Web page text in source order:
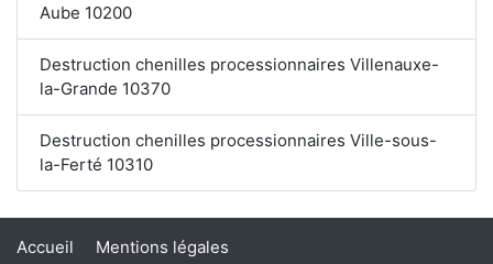
Aube 10200
Destruction chenilles processionnaires Villenauxe-
la-Grande 10370
Destruction chenilles processionnaires Ville-sous-
la-Ferté 10310
Accueil Mentions légales